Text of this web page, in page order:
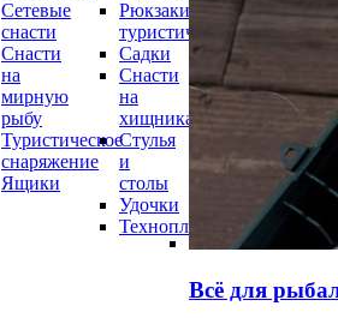
Сетевые
снасти
Снасти
на
мирную
рыбу
Туристическое
снаряжение
Ящики
Рюкзаки
туристические
Садки
Снасти
на
хищника
Стулья
и
столы
Удочки
Технопланктон
Всё для